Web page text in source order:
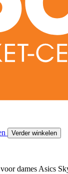
Verder winkelen
dames Asics